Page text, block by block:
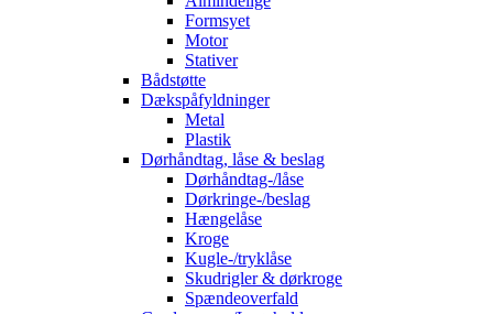
Formsyet
Motor
Stativer
Bådstøtte
Dækspåfyldninger
Metal
Plastik
Dørhåndtag, låse & beslag
Dørhåndtag-/låse
Dørkringe-/beslag
Hængelåse
Kroge
Kugle-/tryklåse
Skudrigler & dørkroge
Spændeoverfald